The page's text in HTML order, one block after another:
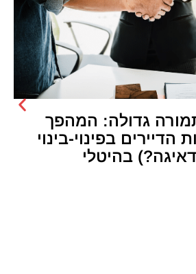
גדולה: המהפך
הדיירים בפינוי-בינוי
בהיטלי